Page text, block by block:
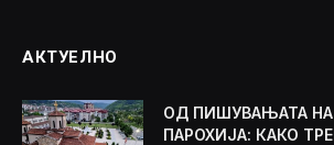
АКТУЕЛНО
ОД ПИШУВАЊАТА
ПАРОХИЈА: КАКО